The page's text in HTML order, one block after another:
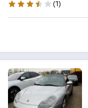
3.3 Sterne
(1)